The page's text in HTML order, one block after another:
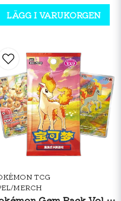
LÄGG I VARUKORGEN
TCG
MERCH